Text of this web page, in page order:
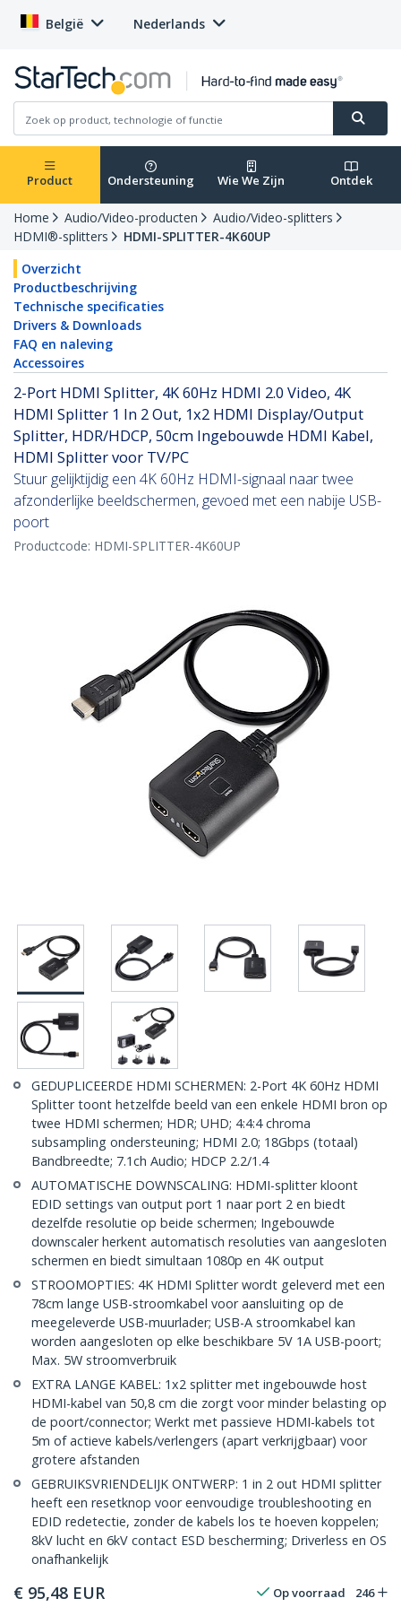
België Nederlands
Product Ondersteuning Wie We Zijn Ontdek
Home Audio/Video-producten
Audio/Video-splitters
HDMI®-splitters
HDMI-SPLITTER-4K60UP
Overzicht
Productbeschrijving
Technische specificaties
Drivers & Downloads
FAQ en naleving
Accessoires
2-Port HDMI Splitter, 4K 60Hz HDMI 2.0 Video, 4K
HDMI Splitter 1 In 2 Out, 1x2 HDMI Display/Output
Splitter, HDR/HDCP, 50cm Ingebouwde HDMI Kabel,
HDMI Splitter voor TV/PC
Stuur gelijktijdig een 4K 60Hz HDMI-signaal naar twee
afzonderlijke beeldschermen, gevoed met een nabije USB-
poort
Productcode: HDMI-SPLITTER-4K60UP
GEDUPLICEERDE HDMI SCHERMEN: 2-Port 4K 60Hz HDMI
Splitter toont hetzelfde beeld van een enkele HDMI bron op
twee HDMI schermen; HDR; UHD; 4:4:4 chroma
subsampling ondersteuning; HDMI 2.0; 18Gbps (totaal)
Bandbreedte; 7.1ch Audio; HDCP 2.2/1.4
AUTOMATISCHE DOWNSCALING: HDMI-splitter kloont
EDID settings van output port 1 naar port 2 en biedt
dezelfde resolutie op beide schermen; Ingebouwde
downscaler herkent automatisch resoluties van aangesloten
schermen en biedt simultaan 1080p en 4K output
STROOMOPTIES: 4K HDMI Splitter wordt geleverd met een
78cm lange USB-stroomkabel voor aansluiting op de
meegeleverde USB-muurlader; USB-A stroomkabel kan
worden aangesloten op elke beschikbare 5V 1A USB-poort;
Max. 5W stroomverbruik
EXTRA LANGE KABEL: 1x2 splitter met ingebouwde host
HDMI-kabel van 50,8 cm die zorgt voor minder belasting op
de poort/connector; Werkt met passieve HDMI-kabels tot
5m of actieve kabels/verlengers (apart verkrijgbaar) voor
grotere afstanden
GEBRUIKSVRIENDELIJK ONTWERP: 1 in 2 out HDMI splitter
heeft een resetknop voor eenvoudige troubleshooting en
EDID redetectie, zonder de kabels los te hoeven koppelen;
8kV lucht en 6kV contact ESD bescherming; Driverless en OS
onafhankelijk
€ 95,48 EUR Op voorraad 246